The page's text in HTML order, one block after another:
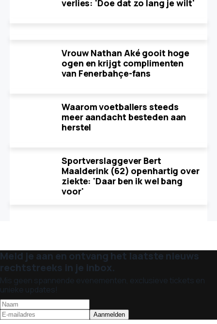
verlies: 'Doe dat zo lang je wilt'
Vrouw Nathan Aké gooit hoge
ogen en krijgt complimenten
van Fenerbahçe-fans
Waarom voetballers steeds
meer aandacht besteden aan
herstel
Sportverslaggever Bert
Maalderink (62) openhartig over
ziekte: 'Daar ben ik wel bang
voor'
Meld je aan en ontvang het laatste nieuws
rechtstreeks in je inbox.
Mis geen spannende evenementen, exclusieve tickets en
unieke updates!